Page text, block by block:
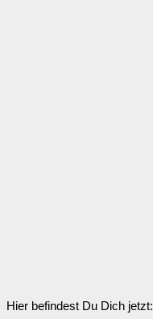
Hier befindest Du Dich jetzt: